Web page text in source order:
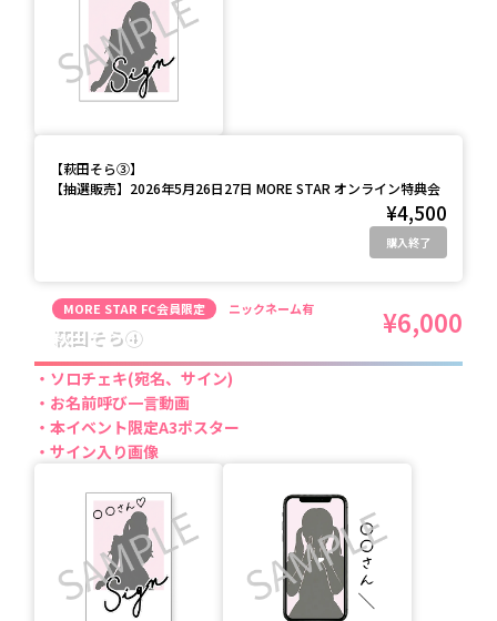
【萩田そら③】
【抽選販売】2026年5月26日27日 MORE STAR オンライン特典会
¥4,500
購入終了
MORE STAR FC会員限定 ニックネーム有
萩田そら④ ¥6,000
ソロチェキ(宛名、サイン)
お名前呼び一言動画
本イベント限定A3ポスター
サイン入り画像